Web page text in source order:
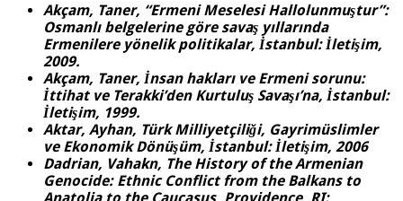
Akçam, Taner, “Ermeni Meselesi Hallolunmuştur”:
Osmanlı belgelerine göre savaş yıllarında
Ermenilere yönelik politikalar, İstanbul: İletişim,
2009.
Akçam, Taner, İnsan hakları ve Ermeni sorunu:
İttihat ve Terakki’den Kurtuluş Savaşı’na, İstanbul:
İletişim, 1999.
Aktar, Ayhan, Türk Milliyetçiliği, Gayrimüslimler
ve Ekonomik Dönüşüm, İstanbul: İletişim, 2006
Dadrian, Vahakn, The History of the Armenian
Genocide: Ethnic Conflict from the Balkans to
Anatolia to the Caucasus, Providence, RI: